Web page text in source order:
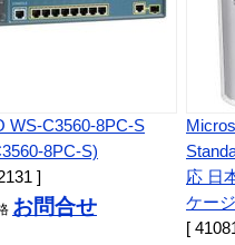
WS-C3560-8PC-S
8PC-S)
]
お問合せ
応 日
ケー
[